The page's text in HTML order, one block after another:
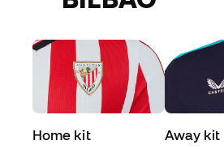
Home kit Away kit